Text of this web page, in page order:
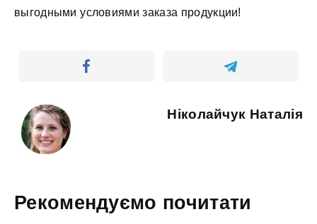
выгодными условиями заказа продукции!
Ніколайчук Наталія
Рекомендуємо почитати